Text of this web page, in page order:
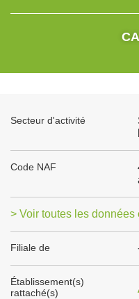
Secteur d'activité
Code NAF
> Voir toutes les données
Filiale de
Établissement(s)
rattaché(s)